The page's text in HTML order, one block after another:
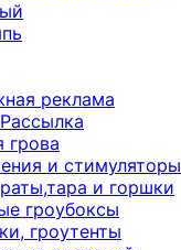
реклама
грова
и стимуляторы
и горшки
гроубоксы
гроутенты